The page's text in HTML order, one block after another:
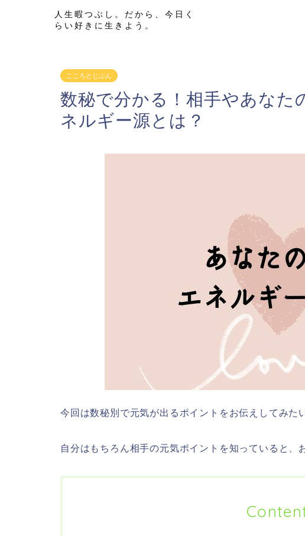
人生暇つぶし。だから、今日く
らい好きに生きよう。
こころとじぶん
数秘で分かる！相手やあなた
ネルギー源とは？
今回は数秘別で元気が出るポイントをお伝えしてみた
自分はもちろん相手の元気ポイントを知っていると、